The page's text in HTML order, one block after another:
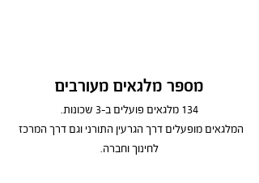
מספר מלגאים מעורבים
134 מלגאים פועלים ב-3 שכונות.
המלגאים מופעלים דרך הגרעין התורני וגם דרך המרכז
לחינוך וחברה.